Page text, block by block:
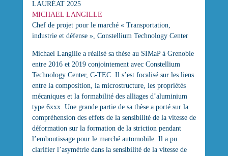
LAURÉAT 2025
MICHAEL LANGILLE
Chef de projet pour le marché « Transportation,
industrie et défense », Constellium Technology Center
Michael Langille a réalisé sa thèse au SIMaP à Grenoble
entre 2016 et 2019 conjointement avec Constellium
Technology Center, C-TEC. Il s’est focalisé sur les liens
entre la composition, la microstructure, les propriétés
mécaniques et la formabilité des alliages d’aluminium
type 6xxx. Une grande partie de sa thèse a porté sur la
compréhension des effets de la sensibilité de la vitesse de
déformation sur la formation de la striction pendant
l’emboutissage pour le marché automobile. Il a pu
clarifier l’asymétrie dans la sensibilité de la vitesse de